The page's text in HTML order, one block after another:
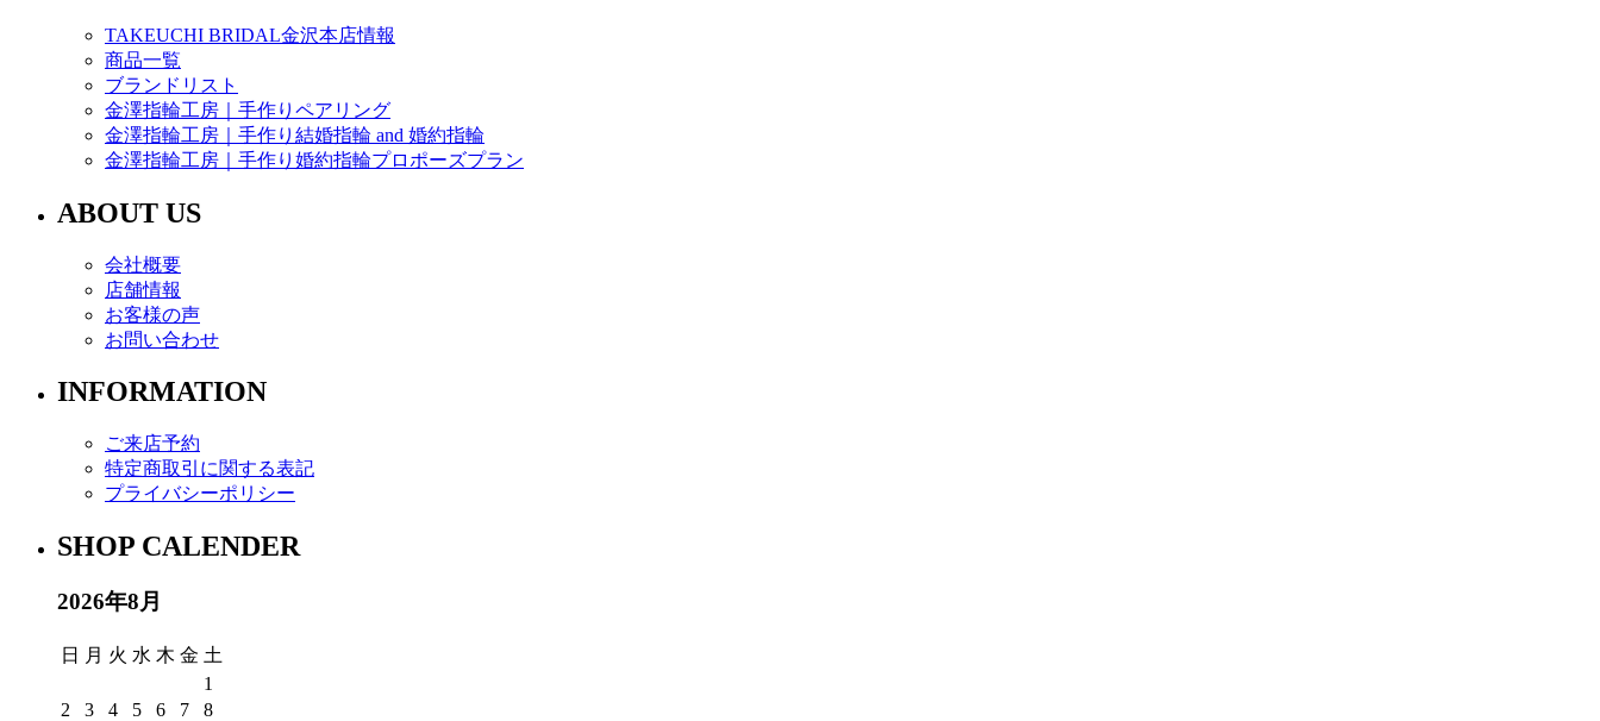
TAKEUCHI BRIDAL金沢本店情報
商品一覧
ブランドリスト
金澤指輪工房｜手作りペアリング
金澤指輪工房｜手作り結婚指輪 and 婚約指輪
金澤指輪工房｜手作り婚約指輪プロポーズプラン
ABOUT US
会社概要
店舗情報
お客様の声
お問い合わせ
INFORMATION
ご来店予約
特定商取引に関する表記
プライバシーポリシー
SHOP CALENDER
2026年8月
日 月 火 水 木 金 土
1
2
3 4 5 6 7
8